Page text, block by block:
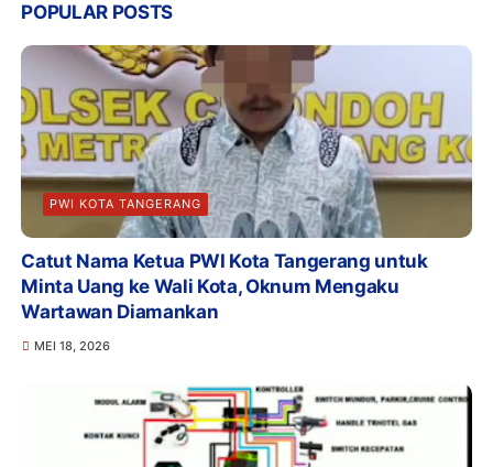
POPULAR POSTS
PWI KOTA TANGERANG
Catut Nama Ketua PWI Kota Tangerang untuk
Minta Uang ke Wali Kota, Oknum Mengaku
Wartawan Diamankan
MEI 18, 2026